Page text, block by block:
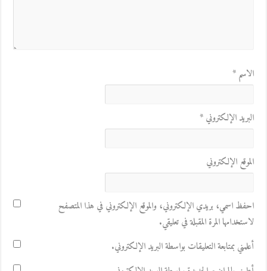
الاسم*
البريد الإلكتروني*
الموقع الإلكتروني
احفظ اسمي، بريدي الإلكتروني، والموقع الإلكتروني في هذا المتصفح
لاستخدامها المرة المقبلة في تعليقي.
أعلمني بمتابعة التعليقات بواسطة البريد الإلكتروني.